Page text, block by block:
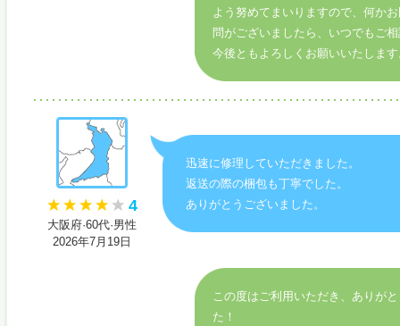
よう努めてまいりますので、何か
問がございましたら、いつでもご
今後ともよろしくお願いいたしま
4
大阪府·60代·男性
2026年7月19日
迅速に修理していただきました。
返送の際の梱包も丁寧でした。
ありがとうございました。
この度はご利用いただき、ありが
た！